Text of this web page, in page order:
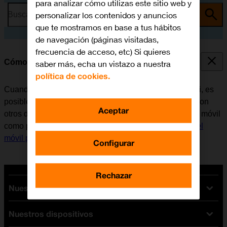
Busca por problema o tema
Cómo utilizar el móvil como punto de acceso Wi-Fi
Cuando se utiliza el móvil como punto de acceso Wi-Fi, es
posible compartir la conexión de internet del teléfono con
otros dispositivos a través de Wi-Fi. Antes de utilizar el móvil
como punto de acceso Wi-Fi, es necesario
configurar el
móvil para internet
Nuestras tarifas
Tarifas Orange
Nuestros dispositivos
para analizar cómo utilizas este sitio web y
personalizar los contenidos y anuncios
que te mostramos en base a tus hábitos
de navegación (páginas visitadas,
frecuencia de acceso, etc) Si quieres
saber más, echa un vistazo a nuestra
política de cookies.
Configurar
Rechazar
Aceptar